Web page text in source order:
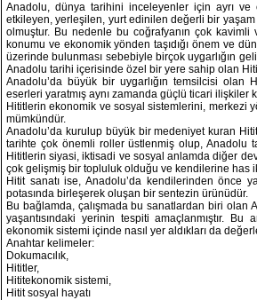
Anadolu, dünya tarihini inceleyenler için ayrı
etkileyen, yerleşilen, yurt edinilen değerli bir yaşam
olmuştur. Bu nedenle bu coğrafyanın çok kavimli
konumu ve ekonomik yönden taşıdığı önem ve
üzerinde bulunması sebebiyle birçok uygarlığın
Anadolu tarihi içerisinde özel bir yere sahip olan Hitit
Anadolu’da büyük bir uygarlığın temsilcisi
eserleri yaratmış aynı zamanda güçlü ticari ilişkiler
Hititlerin ekonomik ve sosyal sistemlerini, merkezi
mümkündür.
Anadolu’da kurulup büyük bir medeniyet kuran
tarihte çok önemli roller üstlenmiş olup, Anadolu
Hititlerin siyasi, iktisadi ve sosyal anlamda diğer
çok gelişmiş bir topluluk olduğu ve kendilerine has
Hitit sanatı ise, Anadolu’da kendilerinden önce
potasında birleşerek oluşan bir sentezin ürünüdür.
Bu bağlamda, çalışmada bu sanatlardan biri olan
yaşantısındaki yerinin tespiti amaçlanmıştır.
ekonomik sistemi içinde nasıl yer aldıkları da
Anahtar kelimeler:
Dokumacılık,
Hititler,
Hititekonomik sistemi,
Hitit sosyal hayatı